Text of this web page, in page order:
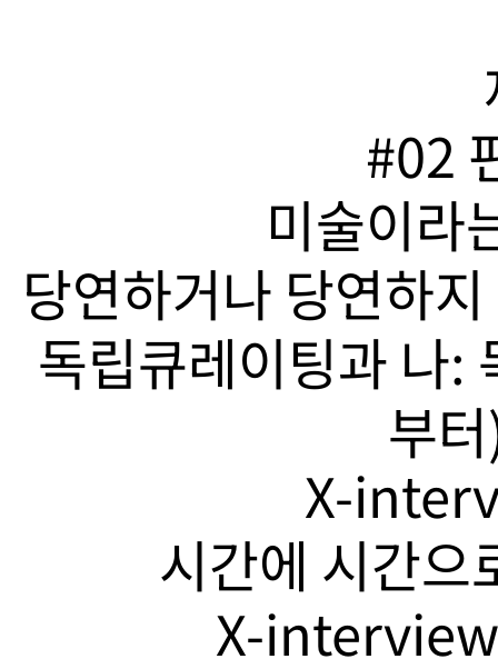
#02
미술이라
당연하거나 당연하
독립큐레이팅과 나:
부
X-
시간에 시간으
X-